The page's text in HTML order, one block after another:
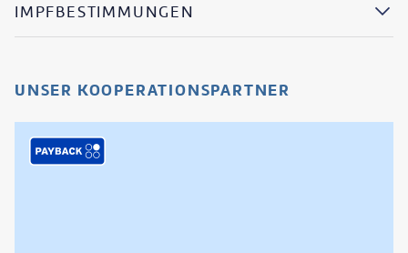
IMPFBESTIMMUNGEN
UNSER KOOPERATIONSPARTNER